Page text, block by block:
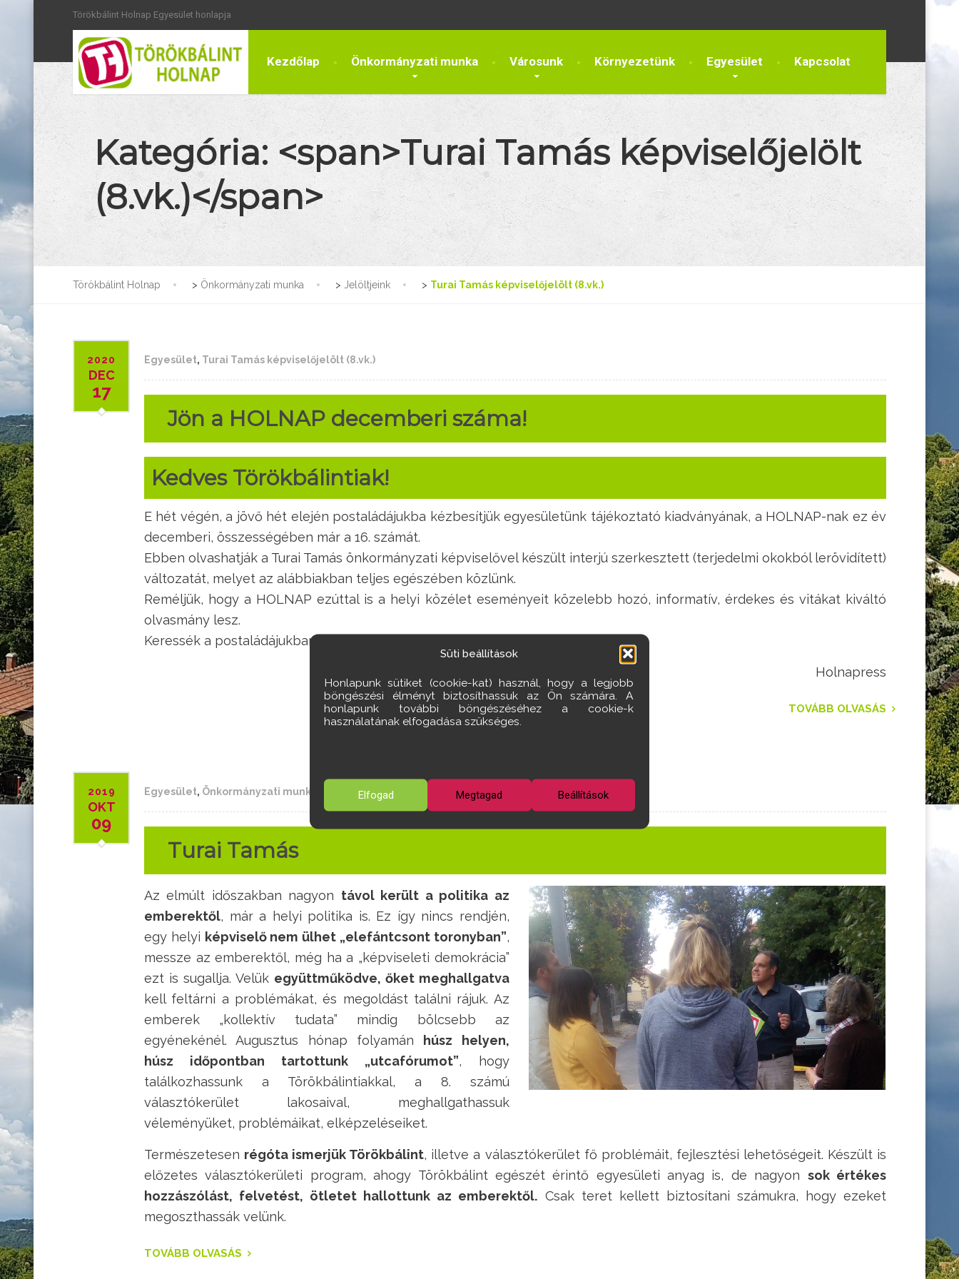
Süti beállítások
Honlapunk sütiket (cookie-kat) használ, hogy a legjobb
böngészési élményt biztosíthassuk az Ön számára. A
honlapunk további böngészéséhez a cookie-k
használatának elfogadása szükséges.
Elfogad Megtagad Beállítások
Törökbálint Holnap Egyesület honlapja
Kezdőlap Önkormányzati munka Városunk Környezetünk Egyesület Kapcsolat
Kategória: <span>Turai Tamás képviselőjelölt
(8.vk.)</span>
Törökbálint Holnap > Önkormányzati munka > Jelöltjeink > Turai Tamás képviselőjelölt (8.vk.)
2020
DEC
17
Egyesület, Turai Tamás képviselőjelölt (8.vk.)
Jön a HOLNAP decemberi száma!
Kedves Törökbálintiak!
E hét végén, a jövő hét elején postaládájukba kézbesítjük egyesületünk tájékoztató kiadványának, a HOLNAP-nak ez év
decemberi, összességében már a 16. számát.
Ebben olvashatják a Turai Tamás önkormányzati képviselővel készült interjú szerkesztett (terjedelmi okokból lerövidített)
változatát, melyet az alábbiakban teljes egészében közlünk.
Reméljük, hogy a HOLNAP ezúttal is a helyi közélet eseményeit közelebb hozó, informatív, érdekes és vitákat kiváltó
olvasmány lesz.
Keressék a postaládájukban!
Holnapress
TOVÁBB OLVASÁS
2019
OKT
09
Egyesület, Önkormányzati munka Turai Tamás képviselőjelölt (8.vk.),Városunk
Turai Tamás
Az elmúlt időszakban nagyon távol került a politika az
emberektől, már a helyi politika is. Ez így nincs rendjén,
egy helyi képviselő nem ülhet „elefántcsont toronyban”,
messze az emberektől, még ha a „képviseleti demokrácia”
ezt is sugallja. Velük együttműködve, őket meghallgatva
kell feltárni a problémákat, és megoldást találni rájuk. Az
emberek „kollektív tudata” mindig bölcsebb az
egyénekénél. Augusztus hónap folyamán
húsz helyen,
húsz időpontban tartottunk „utcafórumot”, hogy
találkozhassunk a Törökbálintiakkal, a 8. számú
választókerület lakosaival, meghallgathassuk
véleményüket, problémáikat, elképzeléseiket.
Természetesen régóta ismerjük Törökbálint, illetve a választókerület fő problémáit, fejlesztési lehetőségeit. Készült is
előzetes választókerületi program, ahogy Törökbálint egészét érintő egyesületi anyag is, de nagyon sok értékes
hozzászólást, felvetést, ötletet hallottunk az emberektől. Csak teret kellett biztosítani számukra, hogy ezeket
megoszthassák velünk.
TOVÁBB OLVASÁS